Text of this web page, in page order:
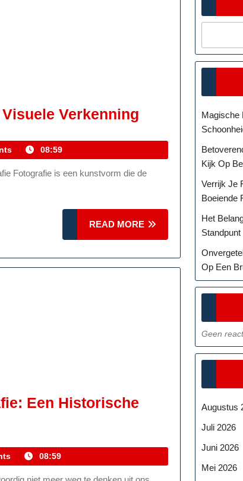
Verkenning
Verkenning
08:59
READ MORE
MORE
Een Historische
08:59
Magische
Kijk Op
Verrijk Je
Boeiende
Het
Op Een
Geen
Augustus
Juli 2026
Juni 2026
Mei 2026